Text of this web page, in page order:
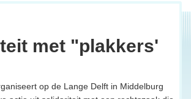
met "plakkers'
op de Lange Delft in Middelburg